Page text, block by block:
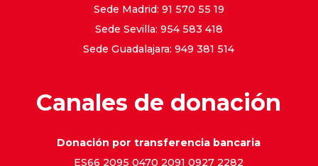
Sede Madrid: 91 570 55 19
Sede Sevilla: 954 583 418
Sede Guadalajara: 949 381 514
Canales de donación
Donación por transferencia bancaria
ES66 2095 0470 2091 0927 2282